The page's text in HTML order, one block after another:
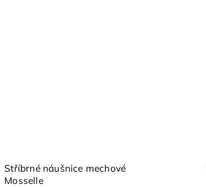
Stříbrné náušnice mechové
Mosselle